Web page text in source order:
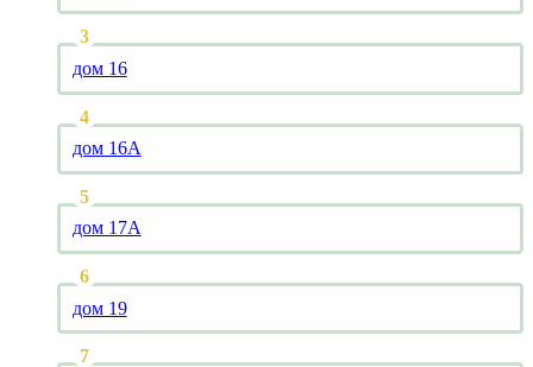
дом 16
дом 16А
дом 17А
дом 19